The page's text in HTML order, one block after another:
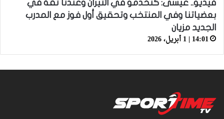
فيديو.. عيسى: كنخدمو في التيران وعندنا ثقة في
بعضياتنا وفي المنتخب وتحقيق أول فوز مع المدرب
الجديد مزيان
14:01 | 1 أبريل، 2026